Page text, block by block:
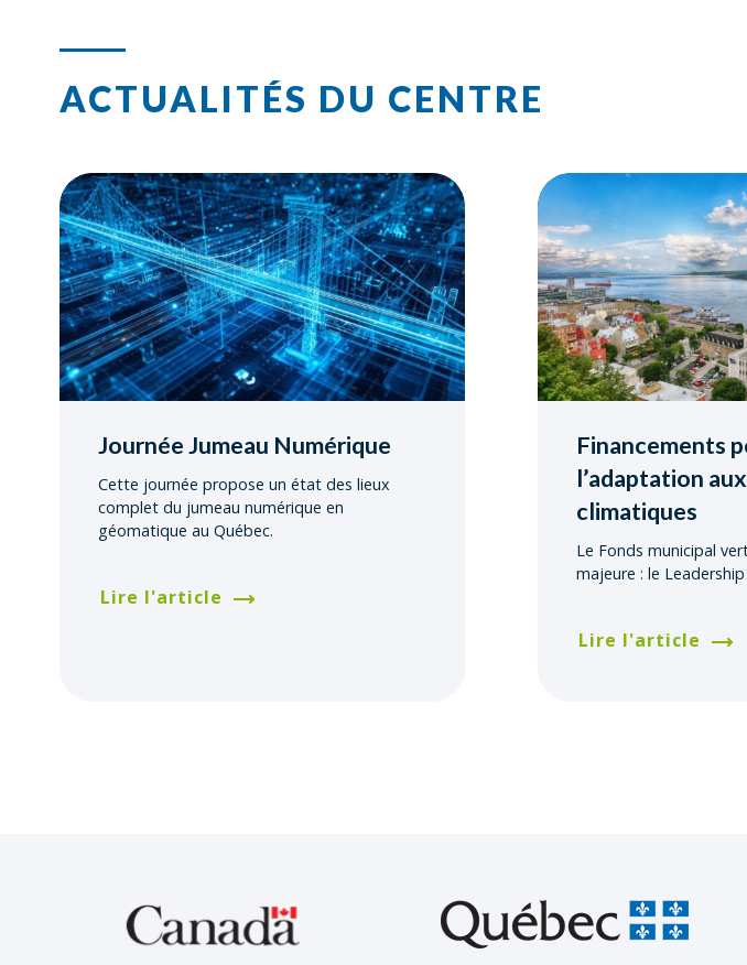
ACTUALITÉS DU CENTRE
Journée Jumeau Numérique
Cette journée propose un état des lieux
complet du jumeau numérique en
géomatique au Québec.
Lire l'article
Financements
l’adaptation
climatiques
Le Fonds municipal
majeure : le
Lire l'article